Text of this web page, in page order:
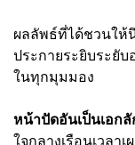
ผลลัพธ์ที่ได้ชวนให้
ประกายระยิบระยั
ในทุกมุมมอง
หน้าปัดอันเป็นเอก
ใจกลางเรือนเวล